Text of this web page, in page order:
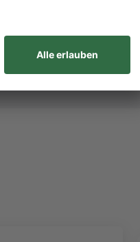
ethnischer Herkunft und
individuellen